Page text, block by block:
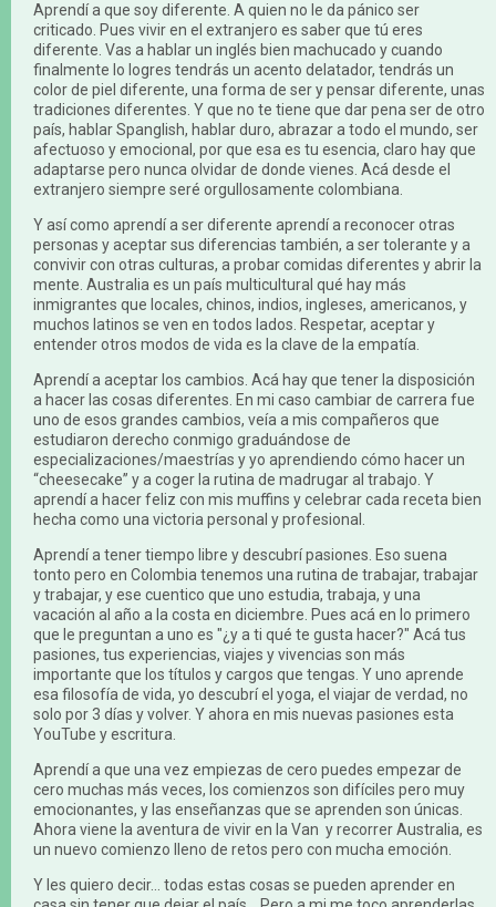
Aprendí a que soy diferente. A quien no le da pánico ser
criticado. Pues vivir en el extranjero es saber que tú eres
diferente. Vas a hablar un inglés bien machucado y cuando
finalmente lo logres tendrás un acento delatador, tendrás un
color de piel diferente, una forma de ser y pensar diferente, unas
tradiciones diferentes. Y que no te tiene que dar pena ser de otro
país, hablar Spanglish, hablar duro, abrazar a todo el mundo, ser
afectuoso y emocional, por que esa es tu esencia, claro hay que
adaptarse pero nunca olvidar de donde vienes. Acá desde el
extranjero siempre seré orgullosamente colombiana.
Y así como aprendí a ser diferente aprendí a reconocer otras
personas y aceptar sus diferencias también, a ser tolerante y a
convivir con otras culturas, a probar comidas diferentes y abrir la
mente. Australia es un país multicultural qué hay más
inmigrantes que locales, chinos, indios, ingleses, americanos, y
muchos latinos se ven en todos lados. Respetar, aceptar y
entender otros modos de vida es la clave de la empatía.
Aprendí a aceptar los cambios. Acá hay que tener la disposición
a hacer las cosas diferentes. En mi caso cambiar de carrera fue
uno de esos grandes cambios, veía a mis compañeros que
estudiaron derecho conmigo graduándose de
especializaciones/maestrías y yo aprendiendo cómo hacer un
“cheesecake” y a coger la rutina de madrugar al trabajo. Y
aprendí a hacer feliz con mis muffins y celebrar cada receta bien
hecha como una victoria personal y profesional.
Aprendí a tener tiempo libre y descubrí pasiones. Eso suena
tonto pero en Colombia tenemos una rutina de trabajar, trabajar
y trabajar, y ese cuentico que uno estudia, trabaja, y una
vacación al año a la costa en diciembre. Pues acá en lo primero
que le preguntan a uno es "¿y a ti qué te gusta hacer?" Acá tus
pasiones, tus experiencias, viajes y vivencias son más
importante que los títulos y cargos que tengas. Y uno aprende
esa filosofía de vida, yo descubrí el yoga, el viajar de verdad, no
solo por 3 días y volver. Y ahora en mis nuevas pasiones esta
YouTube y escritura.
Aprendí a que una vez empiezas de cero puedes empezar de
cero muchas más veces, los comienzos son difíciles pero muy
emocionantes, y las enseñanzas que se aprenden son únicas.
Ahora viene la aventura de vivir en la Van y recorrer Australia, es
un nuevo comienzo lleno de retos pero con mucha emoción.
Y les quiero decir... todas estas cosas se pueden aprender en